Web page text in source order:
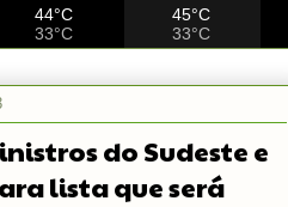
44°C
33°C
45°C
33°C
do Sudeste e
lista que será